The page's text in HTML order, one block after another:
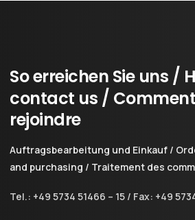
Soerreichen Sie uns /
contact us / Comment
rejoindre
Auftragsbearbeitung und Einkauf /
and purchasing / Traitement des
Tel.: +49 5734 51466 – 15 / Fax: +49